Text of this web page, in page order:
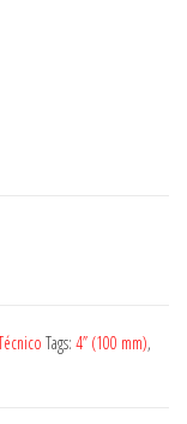
Tags: 4” (100 mm),